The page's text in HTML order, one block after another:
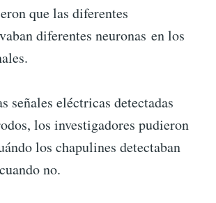
que las diferentes
diferentes neuronas en los
señales eléctricas detectadas
los investigadores pudieron
los chapulines detectaban
no.